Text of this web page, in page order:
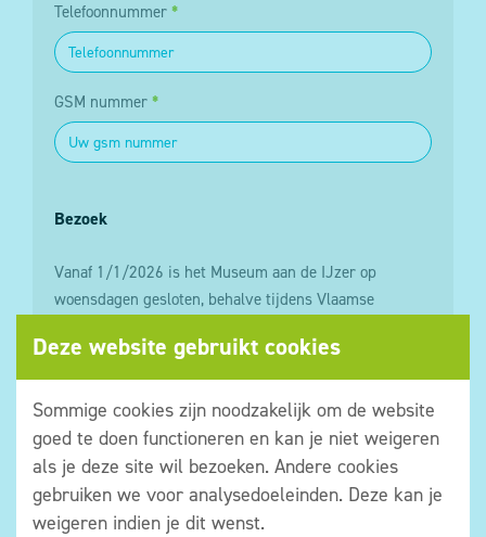
Telefoonnummer *
GSM nummer *
Bezoek
Vanaf 1/1/2026 is het Museum aan de IJzer op
woensdagen gesloten, behalve tijdens Vlaamse
Tijdstip van bezoek*
Deze website gebruikt cookies
Sommige cookies zijn noodzakelijk om de website
goed te doen functioneren en kan je niet weigeren
als je deze site wil bezoeken. Andere cookies
gebruiken we voor analysedoeleinden. Deze kan je
weigeren indien je dit wenst.